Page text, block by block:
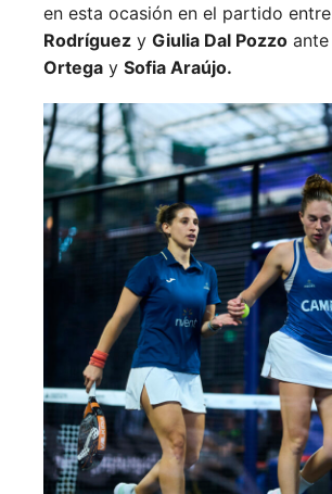
en esta ocasión en el partido entre
Rodríguez y Giulia Dal Pozzo ante
Ortega y Sofia Araújo.